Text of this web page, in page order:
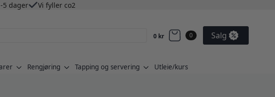
5 dager Vi fyller co2
0 kr 0 Salg
Rengjøring Tapping og servering Utleie/kurs